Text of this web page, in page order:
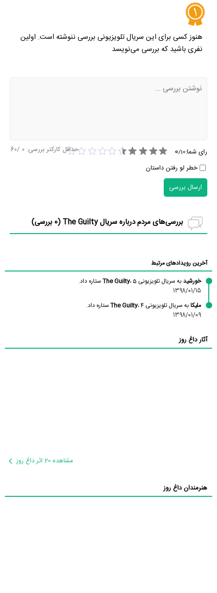
هنوز کسی برای این سریال تلویزیونی بررسی ننوشته است. اولین
نفری باشید که بررسی می‌نویسد
رای شما: 0/10
خطر لو رفتن داستان
حداقل کارکتر بررسی: 0
/60
ارسال بررسی
بررسی‌های مردم درباره سریال The Guilty ( 0 بررسی)
آخرین رویدادهای مرتبط
خورشیدبه سریال تلویزیونی The Guilty، 5 ستاره داد.
1398/01/15
ملیکابه سریال تلویزیونی The Guilty، 4 ستاره داد.
1398/01/09
آثار داغ روز
مشاهده 20 اثر داغ روز
هنرمندان داغ روز